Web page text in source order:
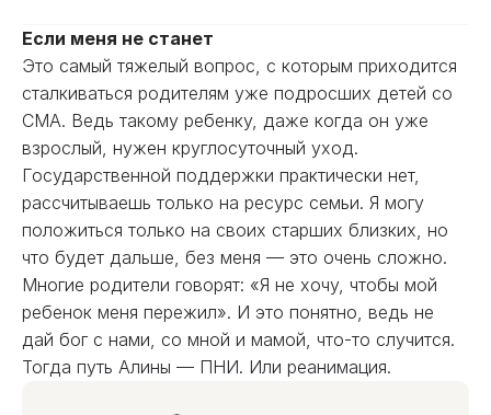
Если меня не станет
Это самый тяжелый вопрос, с которым приходится
сталкиваться родителям уже подросших детей со
СМА. Ведь такому ребенку, даже когда он уже
взрослый, нужен круглосуточный уход.
Государственной поддержки практически нет,
рассчитываешь только на ресурс семьи. Я могу
положиться только на своих старших близких, но
что будет дальше, без меня — это очень сложно.
Многие родители говорят: «Я не хочу, чтобы мой
ребенок меня пережил». И это понятно, ведь не
дай бог с нами, со мной и мамой, что-то случится.
Тогда путь Алины — ПНИ. Или реанимация.